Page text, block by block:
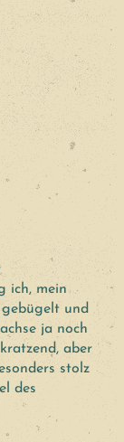
ich, mein
und
ja noch
aber
stolz
des